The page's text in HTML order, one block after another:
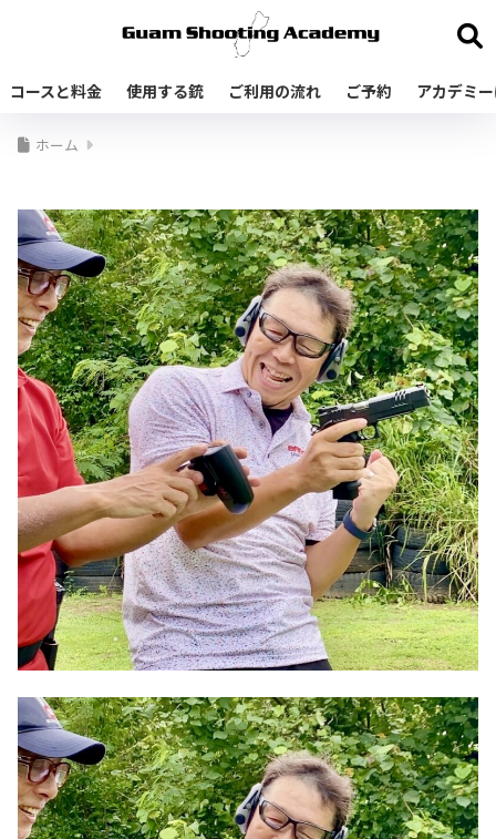
コースと料金 使用する銃 ご利用の流れ ご予約 アカデミ
ホーム